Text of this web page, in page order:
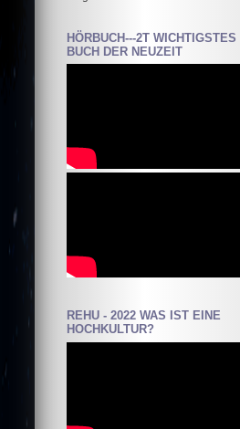
HÖRBUCH---2T WICHTIGSTES
BUCH DER NEUZEIT
REHU - 2022 WAS IST EINE
HOCHKULTUR?